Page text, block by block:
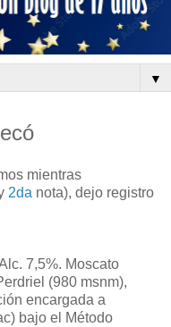
▼
mientras
2da nota), dejo registro
7,5%. Moscato
(980 msnm),
encargada a
bajo el Método